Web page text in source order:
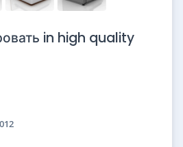
in high quality